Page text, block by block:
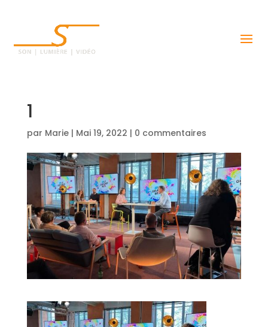
1
par Marie| Mai 19, 2022 | 0 commentaires